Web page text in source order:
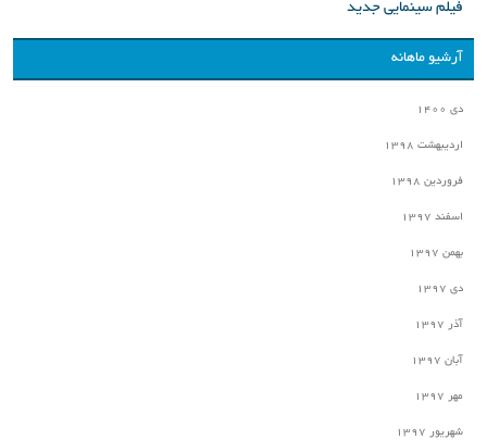
فیلم سینمایی جدید
آرشیو ماهانه
دی ۱۴۰۰
اردیبهشت ۱۳۹۸
فروردین ۱۳۹۸
اسفند ۱۳۹۷
بهمن ۱۳۹۷
دی ۱۳۹۷
آذر ۱۳۹۷
آبان ۱۳۹۷
مهر ۱۳۹۷
شهریور ۱۳۹۷